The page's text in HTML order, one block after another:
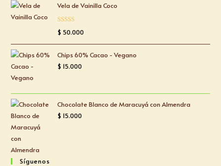
Vela de Vainilla Coco
Valorado
$ 50.000
Chips 60% Cacao - Vegano
$ 15.000
Chocolate Blanco de Maracuyá con Almendra
$ 15.000
Síguenos